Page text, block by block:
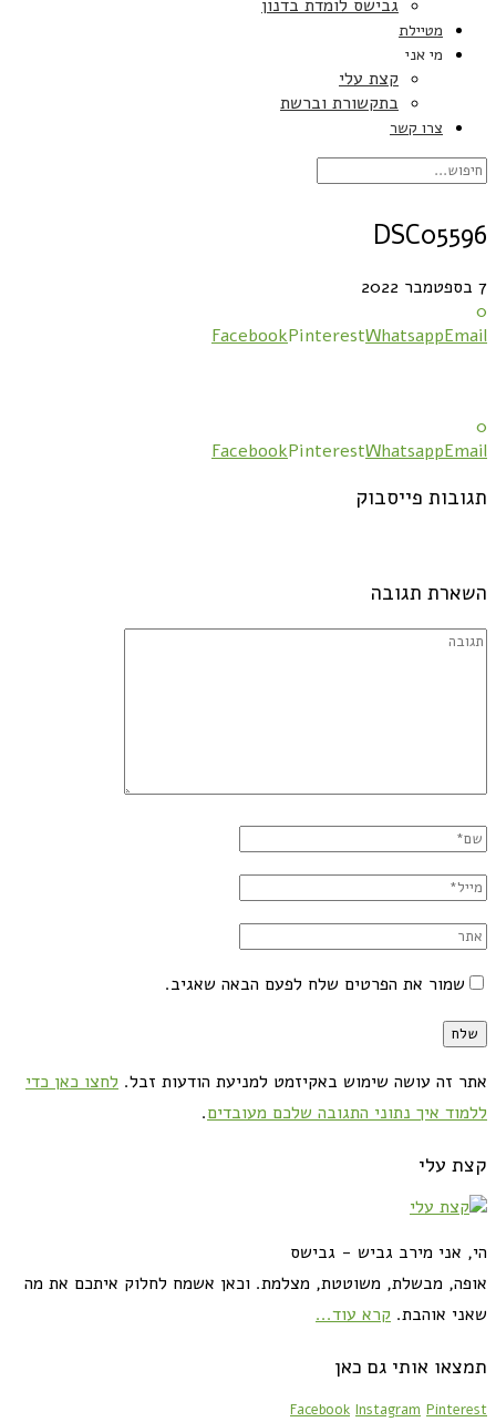
גבישס לומדת בדנון
מטיילת
מי אני
קצת עלי
בתקשורת וברשת
צרו קשר
DSC05596
7 בספטמבר 2022
0
FacebookPinterestWhatsappEmail
0
FacebookPinterestWhatsappEmail
תגובות פייסבוק
השארת תגובה
שמור את הפרטים שלח לפעם הבאה שאגיב.
אתר זה עושה שימוש באקיזמט למניעת הודעות זבל. לחצו כאן כדי
ללמוד איך נתוני התגובה שלכם מעובדים.
קצת עלי
הי, אני מירב גביש - גבישס
אופה, מבשלת, משוטטת, מצלמת. וכאן אשמח לחלוק איתכם את מה
שאני אוהבת. קרא עוד...
תמצאו אותי גם כאן
Facebook Instagram Pinterest